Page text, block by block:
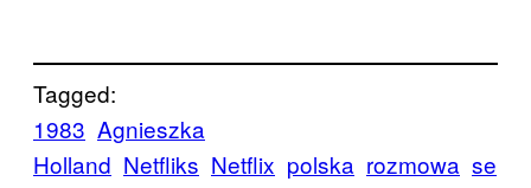
Tagged:
1983 Agnieszka
Holland Netfliks Netflix polska rozmowa se